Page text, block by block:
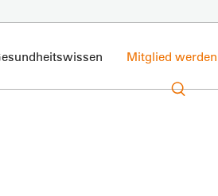
Mitglied werden